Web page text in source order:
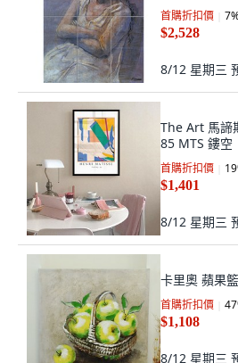
首購折扣價 7
$2,528
8/12 星期三
The Art 馬諦
85 MTS 鏤空
首購折扣價 19
$1,401
8/12 星期三
卡里奧 蘋果
首購折扣價 47
$1,108
8/12 星期三